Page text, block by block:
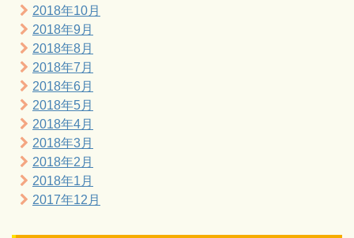
2018年10月
2018年9月
2018年8月
2018年7月
2018年6月
2018年5月
2018年4月
2018年3月
2018年2月
2018年1月
2017年12月